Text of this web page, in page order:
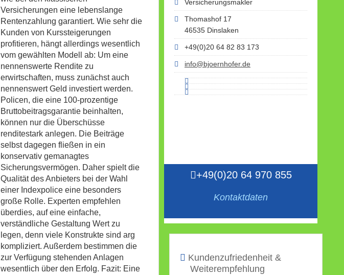
Versicherungsmakler
Thomashof 17
46535 Dinslaken
+49(0)20 64 82 83 173
info@bjoernhofer.de
+49(0)20 64 970 855
Kontaktdaten
Kundenzufriedenheit &
Weiterempfehlung
Versicherungen eine lebenslange
Rentenzahlung garantiert. Wie sehr die
Kunden von Kurssteigerungen
profitieren, hängt allerdings wesentlich
vom gewählten Modell ab: Um eine
nennenswerte Rendite zu
erwirtschaften, muss zunächst auch
nennenswert Geld investiert werden.
Policen, die eine 100-prozentige
Bruttobeitragsgarantie beinhalten,
können nur die Überschüsse
renditestark anlegen. Die Beiträge
selbst dagegen fließen in ein
konservativ gemanagtes
Sicherungsvermögen. Daher spielt die
Qualität des Anbieters bei der Wahl
einer Indexpolice eine besonders
große Rolle. Experten empfehlen
überdies, auf eine einfache,
verständliche Gestaltung Wert zu
legen, denn viele Konstrukte sind arg
kompliziert. Außerdem bestimmen die
zur Verfügung stehenden Anlagen
wesentlich über den Erfolg. Fazit: Eine